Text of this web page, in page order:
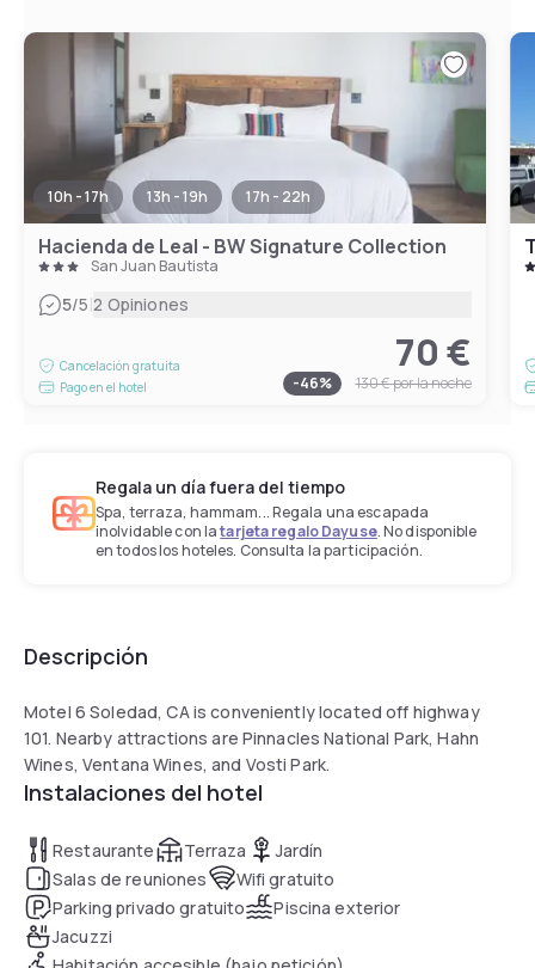
10h - 17h 13h - 19h 17h - 22h
Hacienda de Leal - BW Signature Collection
San Juan Bautista
5/5|2 Opiniones
Cancelación gratuita
Pago en el hotel
70 €
-46% 130 €por la noche
Regala un día fuera del tiempo
Spa, terraza, hammam... Regala una escapada
inolvidable con latarjeta regalo Dayuse. No disponible
en todos los hoteles. Consulta la participación.
Descripción
Motel 6 Soledad, CA is conveniently located off highway
101. Nearby attractions are Pinnacles National Park, Hahn
Wines, Ventana Wines, and Vosti Park.
Instalaciones del hotel
Restaurante Terraza
Jardín
Salas de reuniones
Wifi gratuito
Parking privado gratuito
Piscina exterior
Jacuzzi